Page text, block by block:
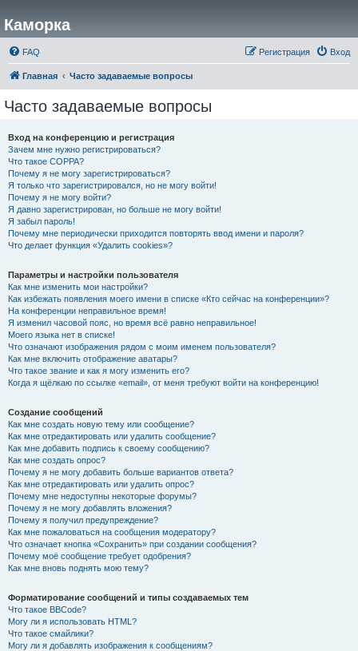
Каморка
FAQ Вход
Регистрация
Главная Часто задаваемые вопросы
Часто задаваемые вопросы
Вход на конференцию и регистрация
Зачем мне нужно регистрироваться?
Что такое COPPA?
Почему я не могу зарегистрироваться?
Я только что зарегистрировался, но не могу войти!
Почему я не могу войти?
Я давно зарегистрирован, но больше не могу войти!
Я забыл пароль!
Почему мне периодически приходится повторять ввод имени и пароля?
Что делает функция «Удалить cookies»?
Параметры и настройки пользователя
Как мне изменить мои настройки?
Как избежать появления моего имени в списке «Кто сейчас на конференции»?
На конференции неправильное время!
Я изменил часовой пояс, но время всё равно неправильное!
Моего языка нет в списке!
Что означают изображения рядом с моим именем пользователя?
Как мне включить отображение аватары?
Что такое звание и как я могу изменить его?
Когда я щёлкаю по ссылке «email», от меня требуют войти на конференцию!
Создание сообщений
Как мне создать новую тему или сообщение?
Как мне отредактировать или удалить сообщение?
Как мне добавить подпись к своему сообщению?
Как мне создать опрос?
Почему я не могу добавить больше вариантов ответа?
Как мне отредактировать или удалить опрос?
Почему мне недоступны некоторые форумы?
Почему я не могу добавлять вложения?
Почему я получил предупреждение?
Как мне пожаловаться на сообщения модератору?
Что означает кнопка «Сохранить» при создании сообщения?
Почему моё сообщение требует одобрения?
Как мне вновь поднять мою тему?
Форматирование сообщений и типы создаваемых тем
Что такое BBCode?
Могу ли я использовать HTML?
Что такое смайлики?
Могу ли я добавлять изображения к сообщениям?